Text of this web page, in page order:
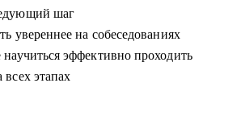
шаг
увереннее на собеседованиях
эффективно проходить
всех этапах